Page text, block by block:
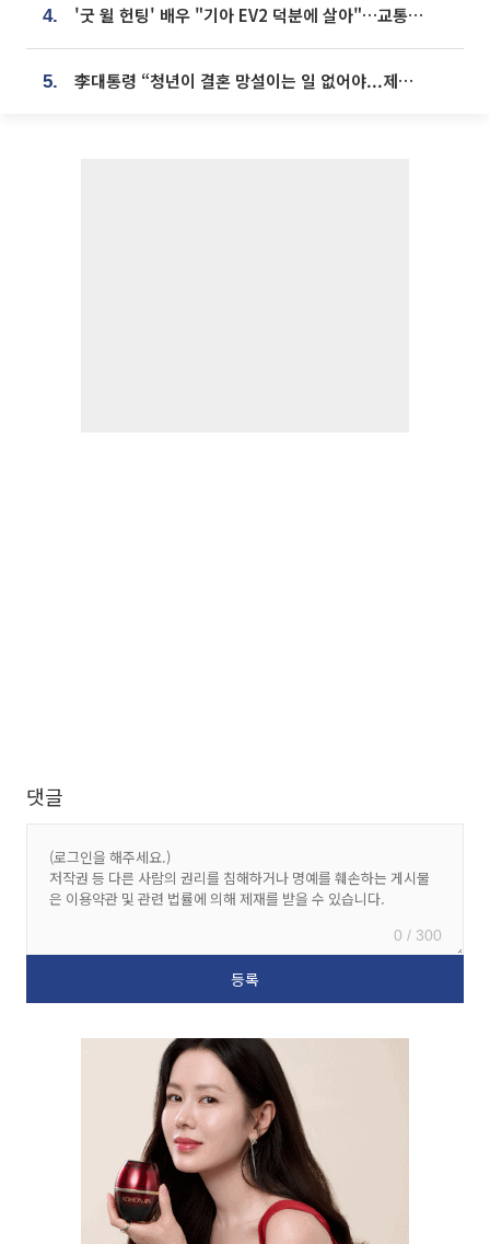
4. '굿 윌 헌팅' 배우 "기아 EV2 덕분에 살아"…교통사고 후 안전성 극찬
5. 李대통령 “청년이 결혼 망설이는 일 없어야...제도상 불이익 조사”
댓글
0 / 300